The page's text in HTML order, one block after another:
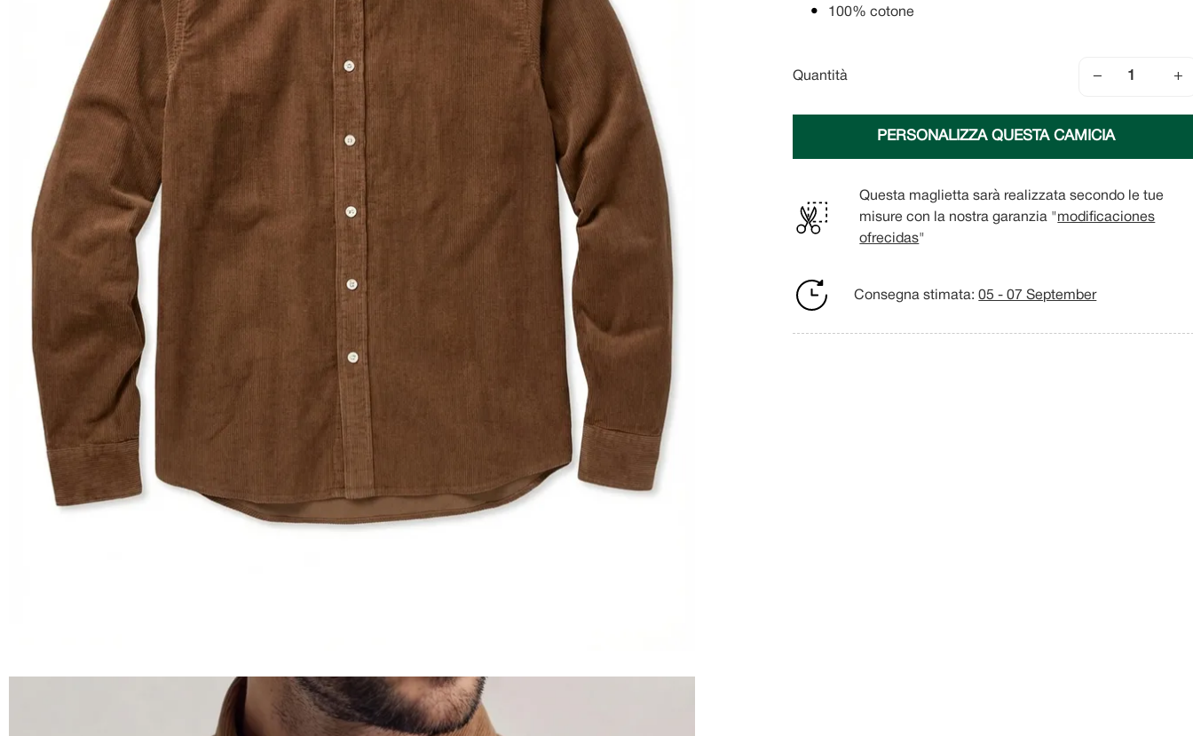
100% cotone
Quantità − +
PERSONALIZZA QUESTA CAMICIA
Questa maglietta sarà realizzata secondo le tue
misure con la nostra garanzia " modificaciones
ofrecidas"
Consegna stimata:05 - 07 September